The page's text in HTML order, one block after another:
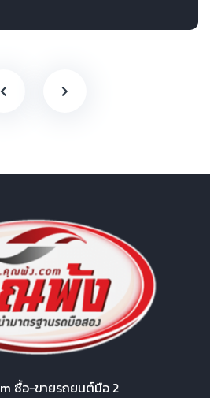
ซื้อ-ขายรถยนต์มือ 2